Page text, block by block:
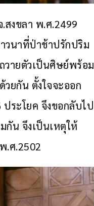
สงขลา พ.ศ.2499
วนาที่ป่าช้าปรักปริม
วายตัวเป็นศิษย์พร้อม
ยกัน ตั้งใจจะออก
ระโยค จึงขอกลับไป
น จึงเป็นเหตุให้
.ศ.2502